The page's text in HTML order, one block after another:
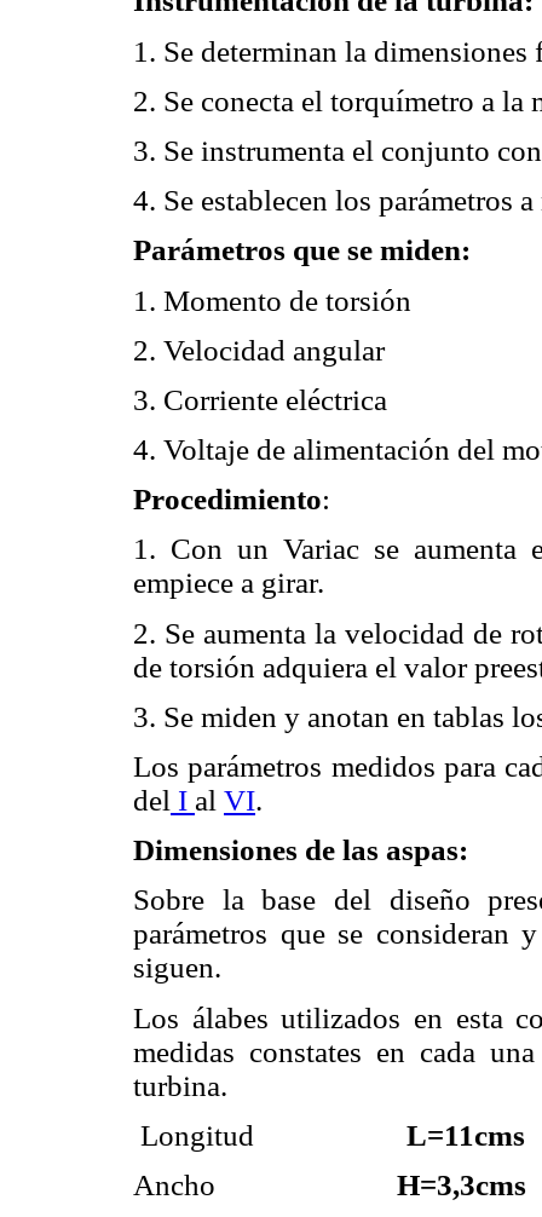
1. Se determinan la
2. Se conecta el torquímetro a la
3. Se instrumenta el conjunto
4. Se establecen los parámetros
Parámetros que se miden:
1. Momento de torsión
2. Velocidad angular
3. Corriente eléctrica
4. Voltaje de alimentación del
Procedimiento:
1. Con un Variac se
empiece a girar.
2. Se aumenta la velocidad de
de torsión adquiera el valor
3. Se miden y anotan en tablas
Los parámetros medidos para
del I al VI.
Dimensiones de las aspas:
Sobre la base del diseño
parámetros que se consideran
siguen.
Los álabes utilizados en esta
medidas constates en cada
turbina.
Longitud L=11cms
Ancho
H=3,3cms